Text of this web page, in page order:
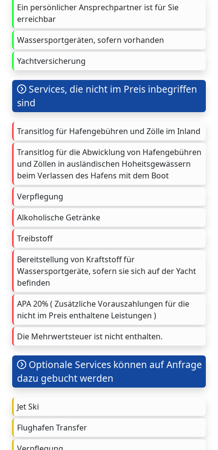
Ein persönlicher Ansprechpartner ist für Sie
erreichbar
Wassersportgeräten, sofern vorhanden
Yachtversicherung
Services, die nicht im Preis inbegriffen
sind
Transitlog für Hafengebühren und Zölle im Inland
Transitlog für die Abwicklung von Hafengebühren
und Zöllen in ausländischen Hoheitsgewässern
beim Verlassen des Hafens mit dem Boot
Verpflegung
Alkoholische Getränke
Treibstoff
Bereitstellung von Kraftstoff für
Wassersportgeräte, sofern sie sich auf der Yacht
befinden
APA 20% ( Zusätzliche Vorauszahlungen für die
nicht im Preis enthaltene Leistungen )
Die Mehrwertsteuer ist nicht enthalten.
Optionale Services können auf Anfrage
dazu gebucht werden
Jet Ski
Flughafen Transfer